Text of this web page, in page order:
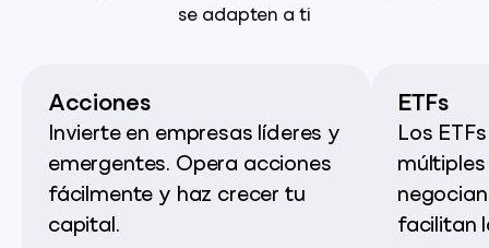
se adapten a ti
Acciones
Invierte en empresas líderes y
emergentes. Opera acciones
fácilmente y haz crecer tu
capital.
ETFs
Los
facilitan